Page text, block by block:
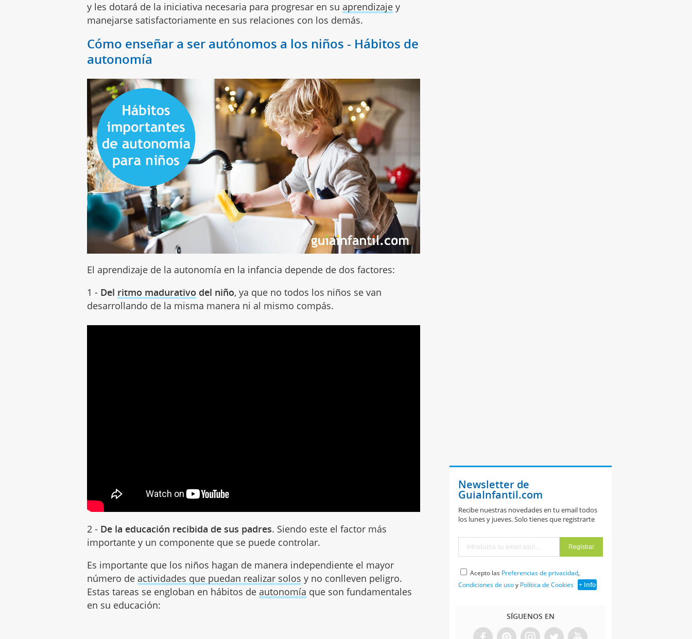
y les dotará de la iniciativa necesaria para progresar en su aprendizaje y
manejarse satisfactoriamente en sus relaciones con los demás.
Cómo enseñar a ser autónomos a los niños - Hábitos de
autonomía
El aprendizaje de la autonomía en la infancia depende de dos factores:
1 - Del ritmo madurativo del niño, ya que no todos los niños se van
desarrollando de la misma manera ni al mismo compás.
2 - De la educación recibida de sus padres. Siendo este el factor más
importante y un componente que se puede controlar.
Es importante que los niños hagan de manera independiente el mayor
número de actividades que puedan realizar solos y no conlleven peligro.
Estas tareas se engloban en hábitos de autonomía que son fundamentales
en su educación:
Newsletter de
GuiaInfantil.com
Recibe nuestras novedades en tu email todos
los lunes y jueves. Solo tienes que registrarte
Acepto las Preferencias de privacidad,
Condiciones de usoy Política de Cookies + Info
SÍGUENOS EN